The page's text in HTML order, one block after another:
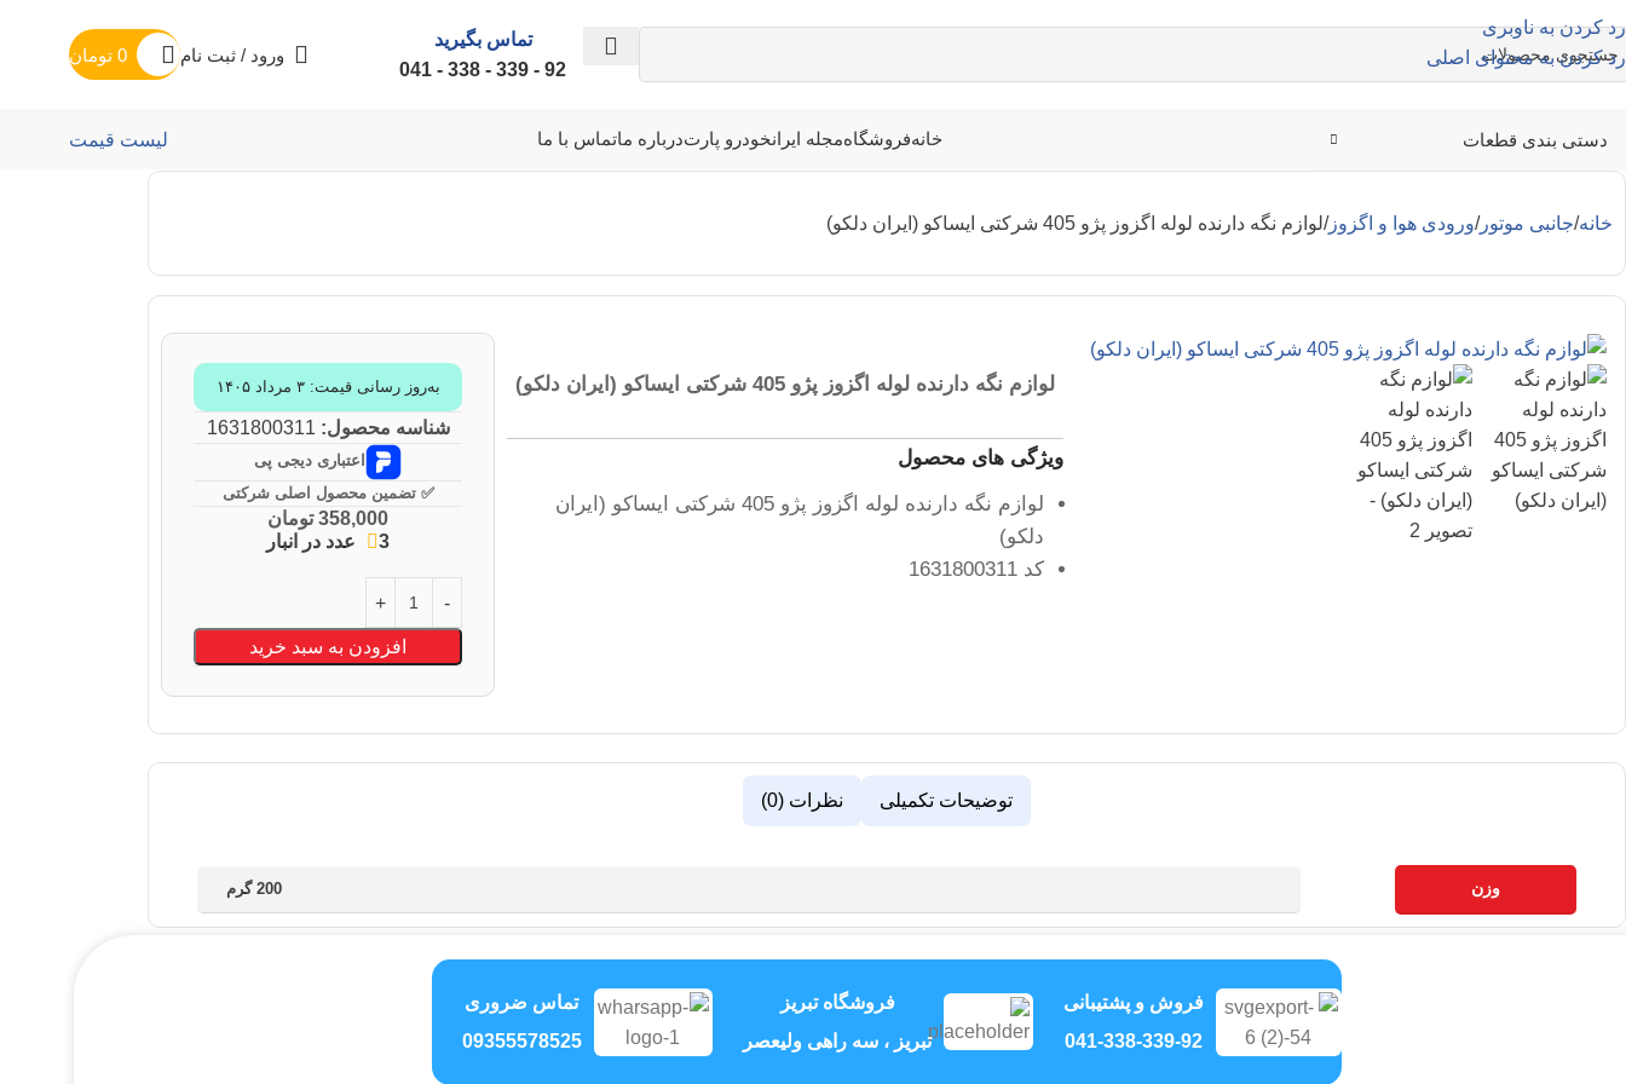
رد کردن به ناوبری
رد کردن به محتوای اصلی
تماس بگیرید
92 - 339 - 338 - 041
ورود / ثبت نام 0 تومان
دستی بندی قطعات خانهفروشگاهمجله ایرانخودرو پارتدرباره ماتماس با ما لیست قیمت
خانه جانبی موتور ورودی هوا و اگزوز لوازم نگه دارنده لوله اگزوز پژو 405 شرکتی ایساکو (ایران دلکو)
لوازم نگه دارنده لوله اگزوز پژو 405 شرکتی ایساکو (ایران دلکو)
ویژگی های محصول
لوازم نگه دارنده لوله اگزوز پژو 405 شرکتی ایساکو (ایران
دلکو)
کد 1631800311
به‌روز رسانی قیمت: ۳ مرداد ۱۴۰۵
شناسه محصول: 1631800311
اعتباری دیجی پی
✅ تضمین محصول اصلی شرکتی
358,000 تومان
3 عدد در انبار
افزودن به سبد خرید
توضیحات تکمیلی نظرات (0)
وزن 200 گرم
فروش و پشتیبانی
041-338-339-92
فروشگاه تبریز
تبریز ، سه راهی ولیعصر
تماس ضروری
09355578525